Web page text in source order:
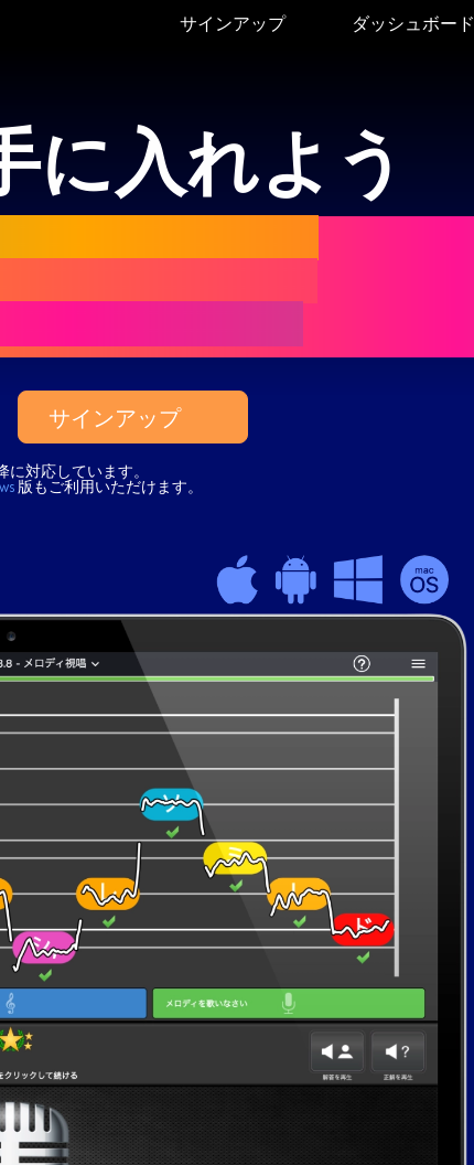
サインアップ ダッシュボード
に入れよう
サインアップ
に対応しています。
版もご利用いただけます。